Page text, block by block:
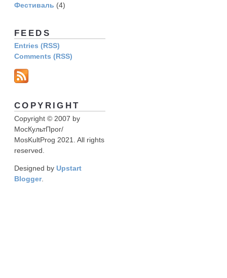
Фестиваль (4)
FEEDS
Entries (RSS)
Comments (RSS)
COPYRIGHT
Copyright © 2007 by
МосКультПрог/
MosKultProg 2021. All rights
reserved.
Designed by Upstart
Blogger.